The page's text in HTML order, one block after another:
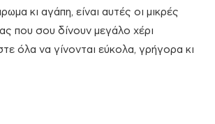
κι αγάπη, είναι αυτές οι μικρές
που σου δίνουν μεγάλο χέρι
όλα να γίνονται εύκολα, γρήγορα κι